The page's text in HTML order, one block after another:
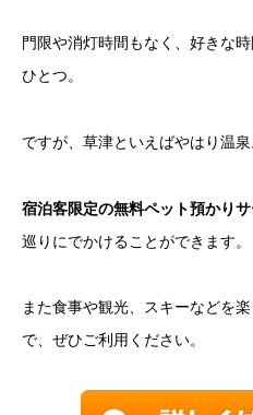
門限や消灯時間もなく、好きな
ひとつ。
ですが、草津といえばやはり温泉
宿泊客限定の無料ペット預かり
巡りにでかけることができます。
また食事や観光、スキーなどを
で、ぜひご利用ください。